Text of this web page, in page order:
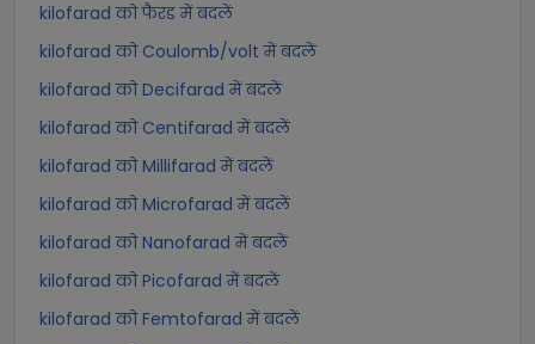
kilofarad को फैरड में बदलें
kilofarad को Coulomb/volt में बदलें
kilofarad को Decifarad में बदलें
kilofarad को Centifarad में बदलें
kilofarad को Millifarad में बदलें
kilofarad को Microfarad में बदलें
kilofarad को Nanofarad में बदलें
kilofarad को Picofarad में बदलें
kilofarad को Femtofarad में बदलें